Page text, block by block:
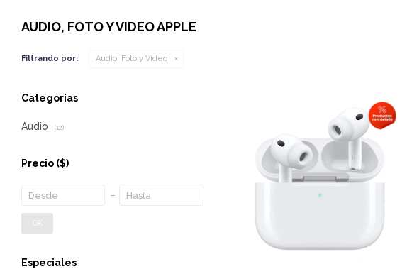
AUDIO, FOTO Y VIDEO APPLE
Filtrando por: Audio, Foto y Video
Categorías
Audio (12)
Precio ($)
OK
Especiales